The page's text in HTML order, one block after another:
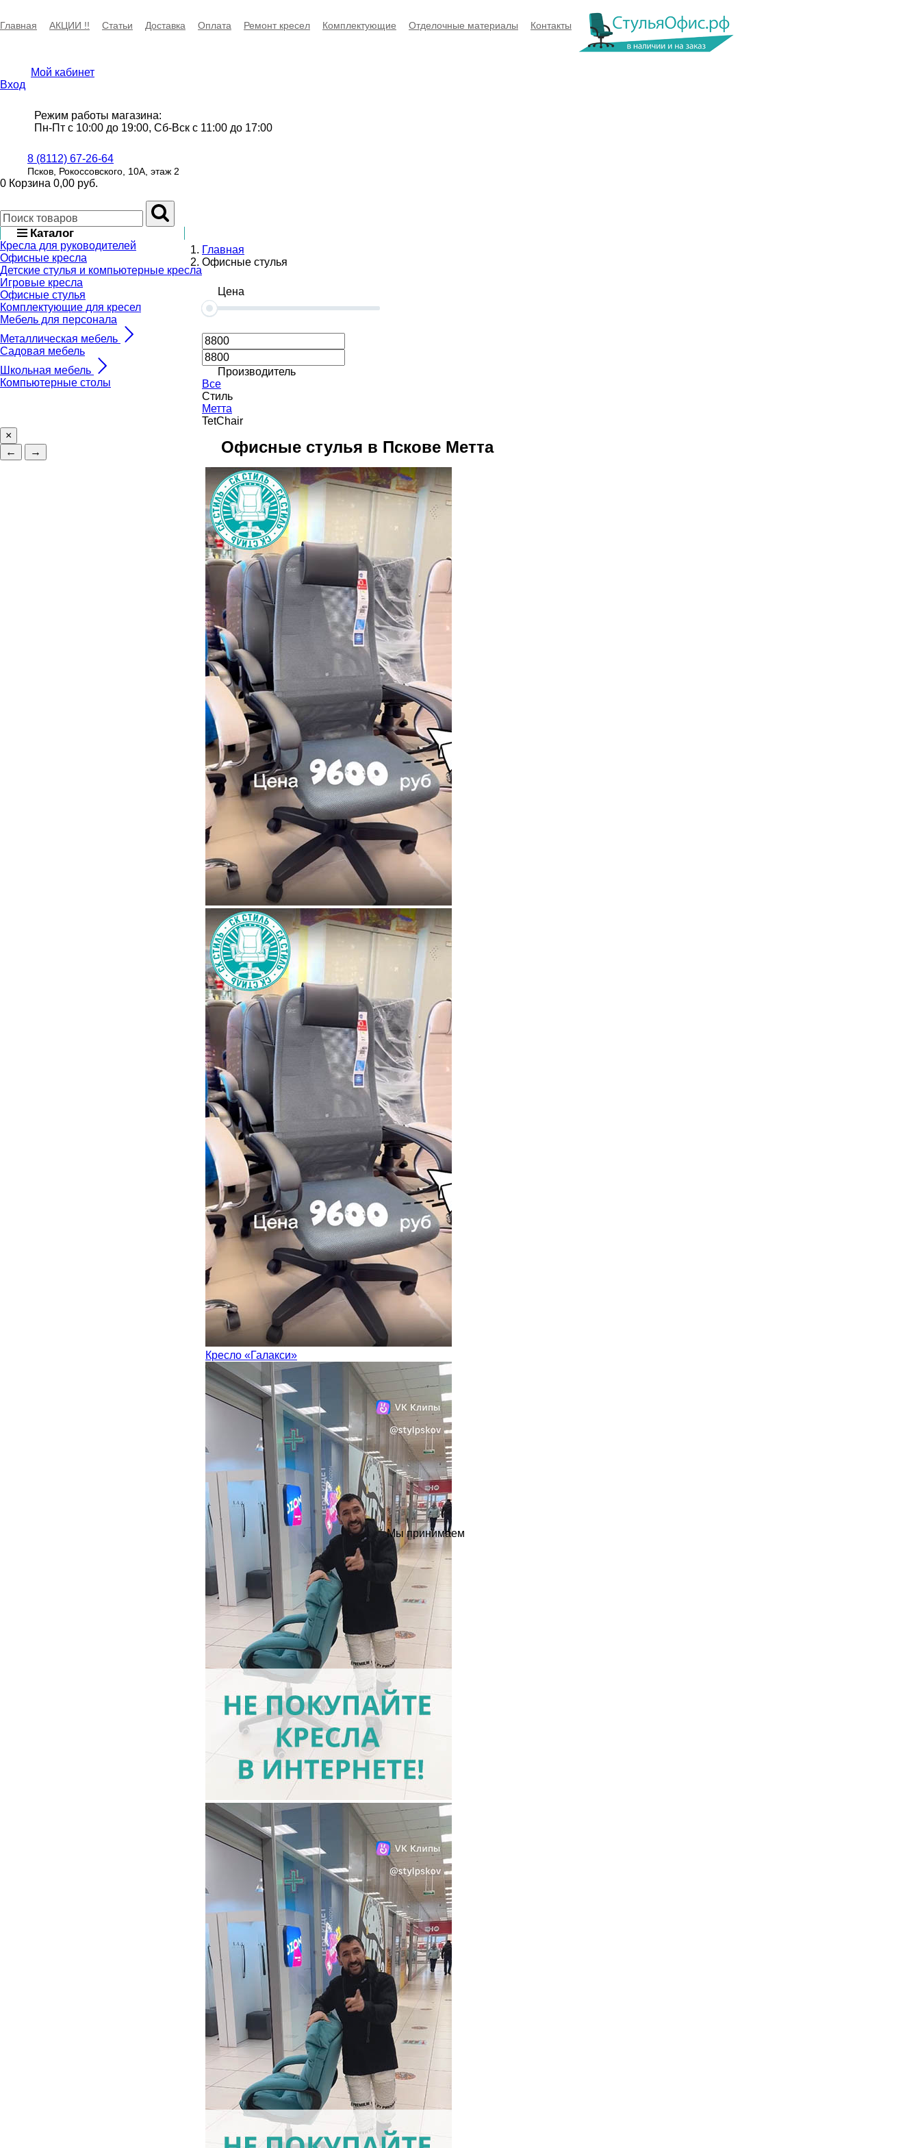
Главная АКЦИИ !! Статьи Доставка Оплата Ремонт кресел Комплектующие Отделочные материалы Контакты
Мой кабинет
Вход
Режим работы магазина:
Пн-Пт с 10:00 до 19:00, Сб-Вск с 11:00 до 17:00
8 (8112) 67-26-64
Псков, Рокоссовского, 10А, этаж 2
0 Корзина 0,00 руб.
Каталог
Кресла для руководителей
Офисные кресла
Детские стулья и компьютерные кресла
Игровые кресла
Офисные стулья
Комплектующие для кресел
Мебель для персонала
Металлическая мебель
Садовая мебель
Школьная мебель
Компьютерные столы
Главная
Офисные стулья
Цена
Производитель
Все
Стиль
Метта
TetChair
Офисные стулья в Пскове Метта
Кресло «Галакси»
×
←
→
Мы принимаем